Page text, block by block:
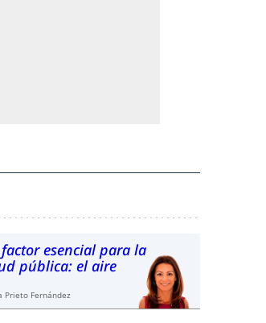
esencial para la
pública: el aire
Prieto Fernández